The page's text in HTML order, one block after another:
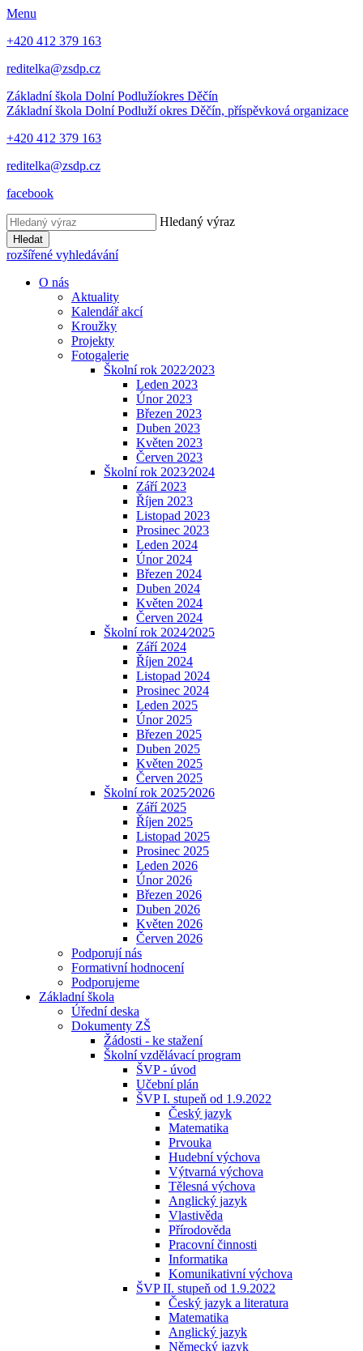
Menu
+420 412 379 163
reditelka@zsdp.cz
Základní škola Dolní Podlužíokres Děčín
Základní škola Dolní Podlužíokres Děčín, příspěvková organizace
+420 412 379 163
reditelka@zsdp.cz
facebook
Hledaný výraz
Hledat
rozšířené vyhledávání
O nás
Aktuality
Kalendář akcí
Kroužky
Projekty
Fotogalerie
Školní rok 2022⁄2023
Leden 2023
Únor 2023
Březen 2023
Duben 2023
Květen 2023
Červen 2023
Školní rok 2023⁄2024
Září 2023
Říjen 2023
Listopad 2023
Prosinec 2023
Leden 2024
Únor 2024
Březen 2024
Duben 2024
Květen 2024
Červen 2024
Školní rok 2024⁄2025
Září 2024
Říjen 2024
Listopad 2024
Prosinec 2024
Leden 2025
Únor 2025
Březen 2025
Duben 2025
Květen 2025
Červen 2025
Školní rok 2025⁄2026
Září 2025
Říjen 2025
Listopad 2025
Prosinec 2025
Leden 2026
Únor 2026
Březen 2026
Duben 2026
Květen 2026
Červen 2026
Podporují nás
Formativní hodnocení
Podporujeme
Základní škola
Úřední deska
Dokumenty ZŠ
Žádosti - ke stažení
Školní vzdělávací program
ŠVP - úvod
Učební plán
ŠVP I. stupeň od 1.9.2022
Český jazyk
Matematika
Prvouka
Hudební výchova
Výtvarná výchova
Tělesná výchova
Anglický jazyk
Vlastivěda
Přírodověda
Pracovní činnosti
Informatika
Komunikativní výchova
ŠVP II. stupeň od 1.9.2022
Český jazyk a literatura
Matematika
Anglický jazyk
Německý jazyk